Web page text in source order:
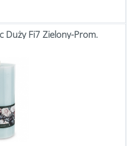
Duży Fi7 Zielony-Prom.